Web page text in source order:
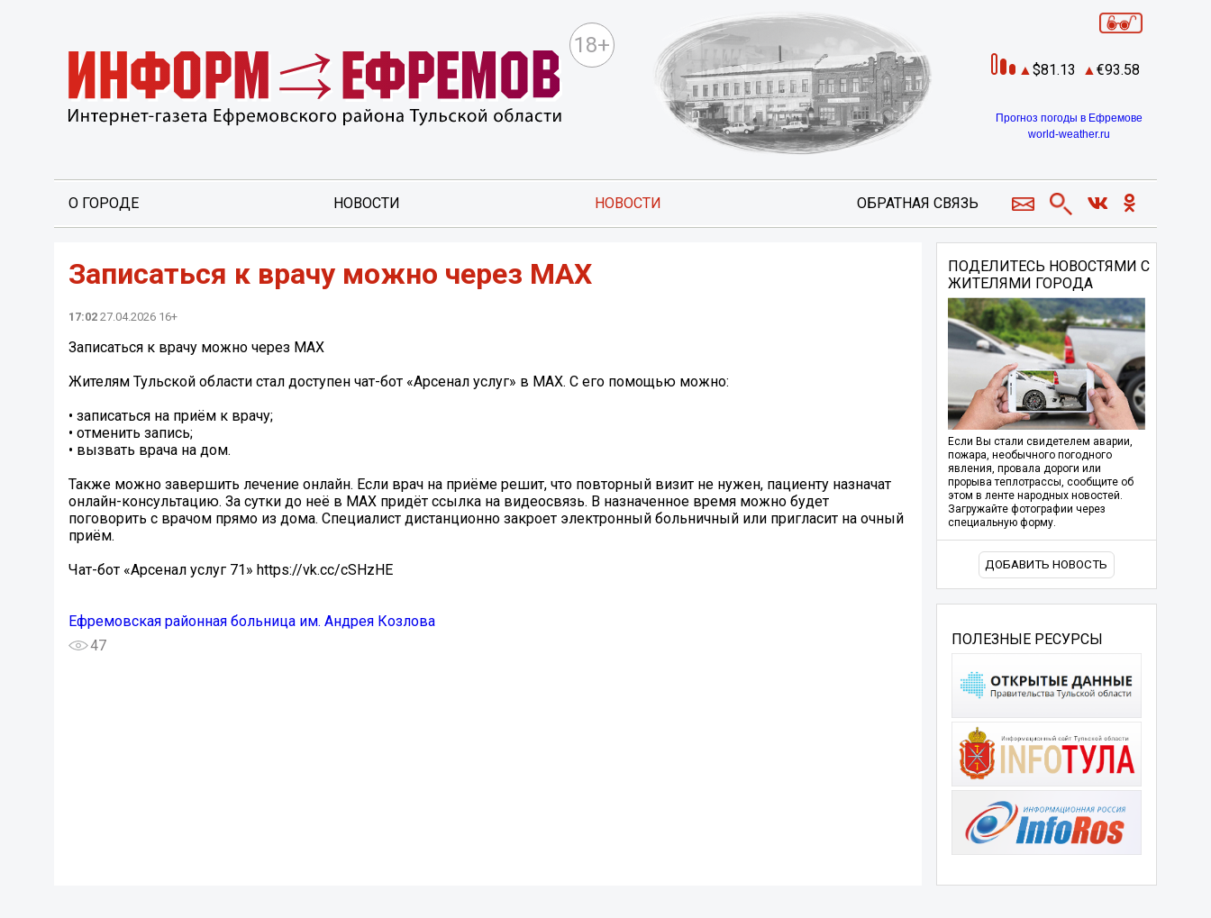
18+
81.13 93.58
Прогноз погоды в Ефремове
world-weather.ru
О ГОРОДЕ НОВОСТИ НОВОСТИ ОБРАТНАЯ СВЯЗЬ
Записаться к врачу можно через MAX
17:02 27.04.2026 16+
Записаться к врачу можно через MAX
Жителям Тульской области стал доступен чат-бот «Арсенал услуг» в MAX. С его помощью можно:
• записаться на приём к врачу;
• отменить запись;
• вызвать врача на дом.
Также можно завершить лечение онлайн. Если врач на приёме решит, что повторный визит не нужен, пациенту назначат
онлайн-консультацию. За сутки до неё в MAX придёт ссылка на видеосвязь. В назначенное время можно будет
поговорить с врачом прямо из дома. Специалист дистанционно закроет электронный больничный или пригласит на очный
приём.
Чат-бот «Арсенал услуг 71» https://vk.cc/cSHzHE
Ефремовская районная больница им. Андрея Козлова
47
ПОДЕЛИТЕСЬ НОВОСТЯМИ С
ЖИТЕЛЯМИ ГОРОДА
Если Вы стали свидетелем аварии,
пожара, необычного погодного
явления, провала дороги или
прорыва теплотрассы, сообщите об
этом в ленте народных новостей.
Загружайте фотографии через
специальную форму.
ДОБАВИТЬ НОВОСТЬ
ПОЛЕЗНЫЕ РЕСУРСЫ